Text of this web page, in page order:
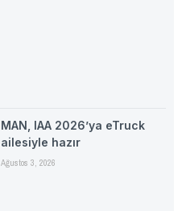
MAN, IAA 2026’ya eTruck
ailesiyle hazır
Ağustos 3, 2026